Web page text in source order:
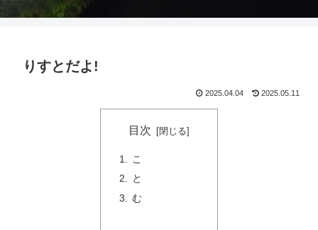
りすとだよ!
2025.04.04 2025.05.11
目次
こ
と
む